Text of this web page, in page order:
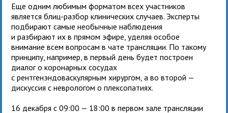
Еще одним любимым форматом всех участников
является блиц-разбор клинических случаев. Эксперты
подбирают самые необычные наблюдения
и разбирают их в прямом эфире, уделяя особое
внимание всем вопросам в чате трансляции. По такому
принципу, например, в первый день будет построен
диалог о коронарных сосудах
с рентгенэндоваскулярным хирургом, а во второй —
дискуссия с неврологом о плексопатиях.
16 декабря с 09:00 — 18:00 в первом зале трансляции